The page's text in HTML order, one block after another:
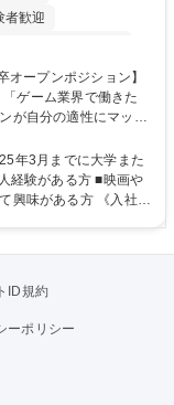
者歓迎
り
第二新卒歓迎
が自分の適性にマッチ
フラエンジニアな
など）等から、面接で
します。ゲームやエン
年3月までに大学また
経験がある方 ■映画や
ある方 《入社実
ID規約
ーポリシー